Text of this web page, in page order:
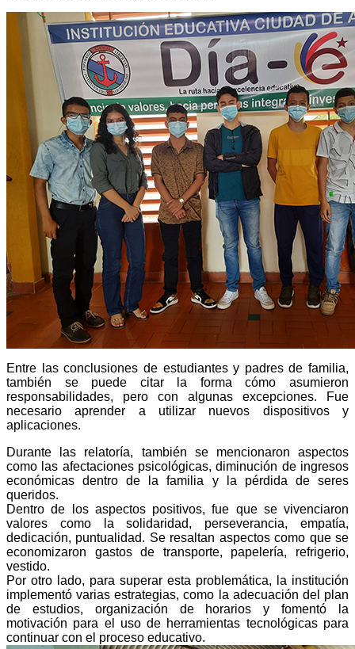
Entre las conclusiones de estudiantes y padres de familia,
también se puede citar la forma cómo asumieron
responsabilidades, pero con algunas excepciones. Fue
necesario aprender a utilizar nuevos dispositivos y
aplicaciones.
Durante las relatoría, también se mencionaron aspectos
como las afectaciones psicológicas, diminución de ingresos
económicas dentro de la familia y la pérdida de seres
queridos.
Dentro de los aspectos positivos, fue que se vivenciaron
valores como la solidaridad, perseverancia, empatía,
dedicación, puntualidad. Se resaltan aspectos como que se
economizaron gastos de transporte, papelería, refrigerio,
vestido.
Por otro lado, para superar esta problemática, la institución
implementó varias estrategias, como la adecuación del plan
de estudios, organización de horarios y fomentó la
motivación para el uso de herramientas tecnológicas para
continuar con el proceso educativo.